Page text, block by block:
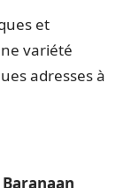
et
variété
adresses à
Baranaan